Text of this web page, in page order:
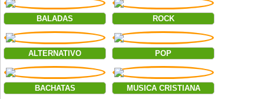
BALADAS ROCK
ALTERNATIVO POP
BACHATAS MUSICA CRISTIANA